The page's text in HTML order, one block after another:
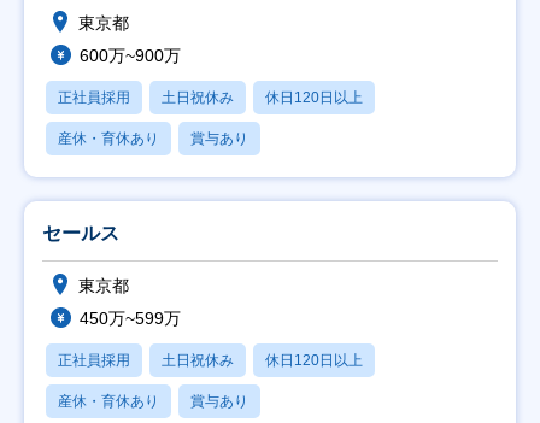
東京都
600万~900万
正社員採用 土日祝休み 休日120日以上
産休・育休あり 賞与あり
セールス
東京都
450万~599万
正社員採用 土日祝休み 休日120日以上
産休・育休あり 賞与あり